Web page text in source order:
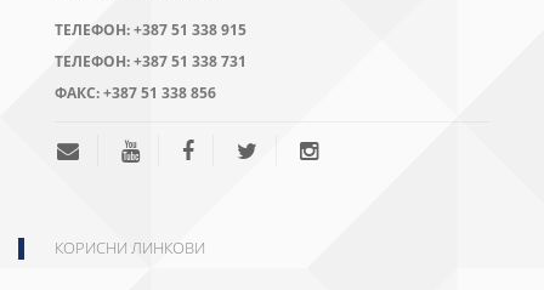
ТЕЛЕФОН:+387 51 338 915
ТЕЛЕФОН:+387 51 338 731
ФАКС:+387 51 338 856
КОРИСНИ ЛИНКОВИ